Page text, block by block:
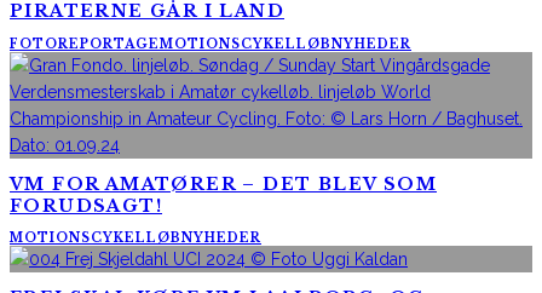
PIRATERNE GÅR I LAND
FOTOREPORTAGEMOTIONSCYKELLØBNYHEDER
VM FOR AMATØRER – DET BLEV SOM
FORUDSAGT!
MOTIONSCYKELLØBNYHEDER